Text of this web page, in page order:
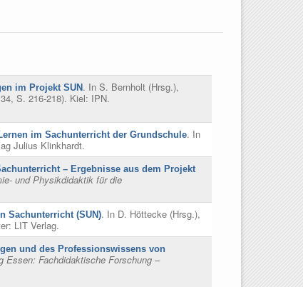
im Projekt SUN . In S. Bernholt (Hrsg.),
S. 216-218). Kiel: IPN.
im Sachunterricht der Grundschule. In
Julius Klinkhardt.
– Ergebnisse aus dem Projekt
und Physikdidaktik für die
Sachunterricht (SUN). In D. Höttecke (Hrsg.),
LIT Verlag.
und des Professionswissens von
Essen: Fachdidaktische Forschung –